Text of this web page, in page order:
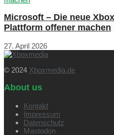
Microsoft – Die neue
Plattform offener machen
27. April 2026
© 2024 Xboxmedia.de
About us
Kontakt
Impressum
Datenschutz
Mastodon